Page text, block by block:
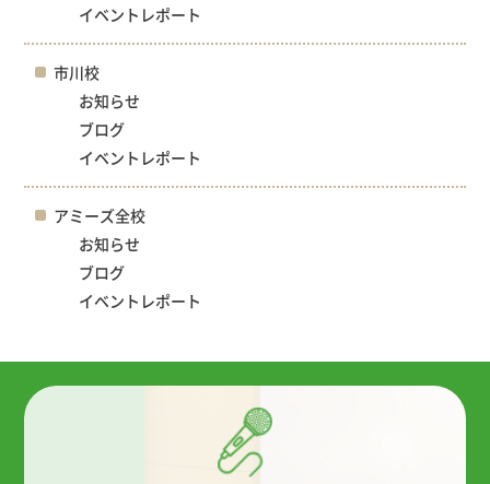
イベントレポート
市川校
お知らせ
ブログ
イベントレポート
アミーズ全校
お知らせ
ブログ
イベントレポート